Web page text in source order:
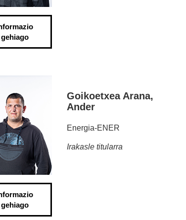
gehiago
gehiago
Goikoetxea Arana,
Ander
Energia-ENER
Irakasle titularra